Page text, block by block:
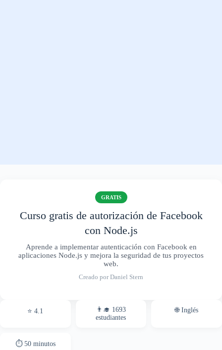
GRATIS
Curso gratis de autorización de Facebook
con Node.js
Aprende a implementar autenticación con Facebook en
aplicaciones Node.js y mejora la seguridad de tus proyectos
web.
Creado por Daniel Stern
⭐ 4.1
👨‍🎓 1693
estudiantes
🌐 Inglés
⏱ 50 minutos